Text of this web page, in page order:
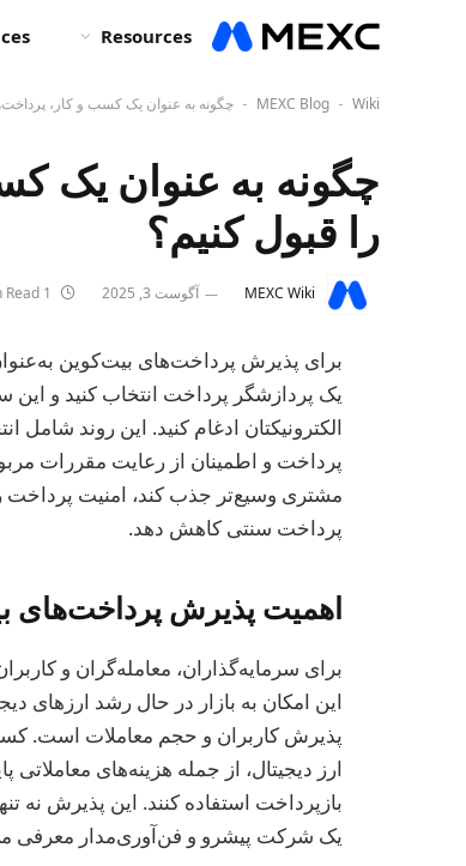
Resources
MEXC Blog - Wiki
- چگونه به عنوان یک کسب و کار،
چگونه به عنوان یک
را قبول کنیم؟
MEXC Wiki آگوست 3, 2025
برای پذیرش پرداخت‌های بیت‌کوین
الکترونیکتان ادغام کنید. این روند
پرداخت و اطمینان از رعایت مقررات
مشتری وسیع‌تر جذب کند، امنیت پرداخت
پرداخت سنتی کاهش دهد.
اهمیت پذیرش پرداخت‌های
برای سرمایه‌گذاران، معامله‌گران و
این امکان به بازار در حال رشد ارزهای
پذیرش کاربران و حجم معاملات است.
ارز دیجیتال، از جمله هزینه‌های
بازپرداخت استفاده کنند. این پذیرش نه
یک شرکت پیشرو و فن‌آوری‌مدار معرفی